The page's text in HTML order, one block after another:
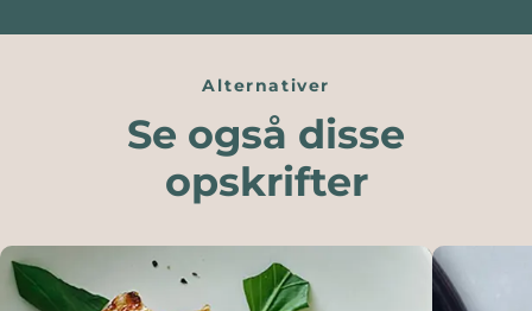
Alternativer
Se også disse
opskrifter